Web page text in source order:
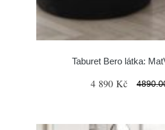
Taburet Bero látka:
4 890 Kč